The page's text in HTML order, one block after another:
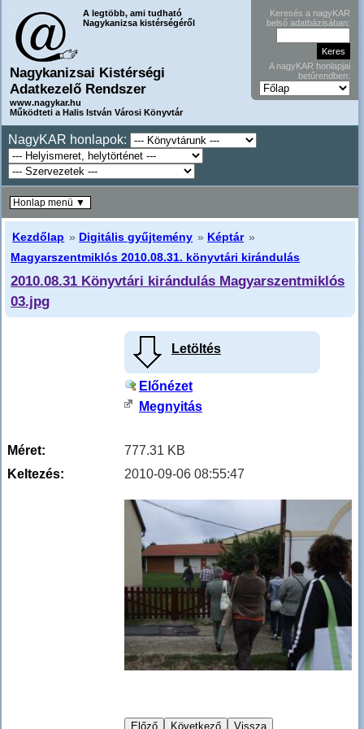
A legtöbb, ami tudható
Nagykanizsa kistérségéről
Nagykanizsai Kistérségi
Adatkezelő Rendszer
www.nagykar.hu
Működteti a Halis István Városi Könyvtár
Keresés a nagyKAR
belső adatbázisában:
A nagyKAR honlapjai
betűrendben:
NagyKAR honlapok:
Kezdőlap » Digitális gyűjtemény » Képtár »
Magyarszentmiklós 2010.08.31. könyvtári kirándulás
2010.08.31 Könyvtári kirándulás Magyarszentmiklós
03.jpg
Letöltés
Előnézet
Megnyitás
Méret:
777.31 KB
Keltezés:
2010-09-06 08:55:47
Honlap menü ▼